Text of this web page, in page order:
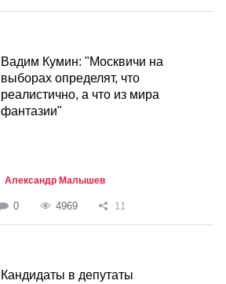
Вадим Кумин: "Москвичи на
выборах определят, что
реалистично, а что из мира
фантазии"
Александр Малышев
0 4969 11
Кандидаты в депутаты